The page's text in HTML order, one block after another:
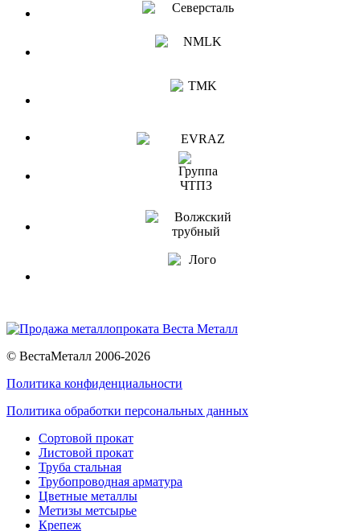
© ВестаМеталл 2006-2026
Политика конфиденциальности
Политика обработки персональных данных
Сортовой прокат
Листовой прокат
Труба стальная
Трубопроводная арматура
Цветные металлы
Метизы метсырье
Крепеж